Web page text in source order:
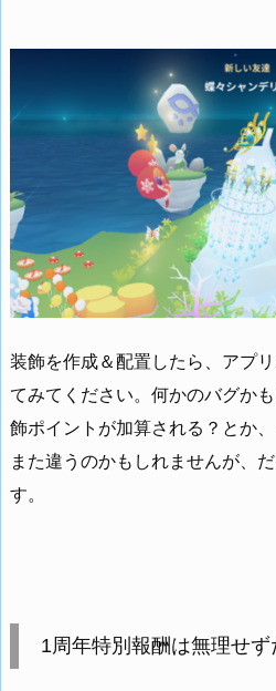
装飾を作成＆配置したら、アプ
てみてください。何かのバグか
飾ポイントが加算される？とか
また違うのかもしれませんが、
す。
1周年特別報酬は無理せず